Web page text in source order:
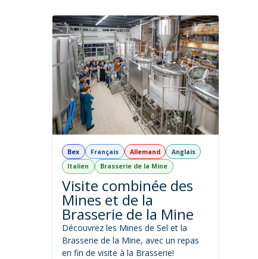
Bex Français Allemand
Anglais
Italien
Brasserie de la Mine
Visite combinée des
Mines et de la
Brasserie de la Mine
Découvrez les Mines de Sel et la
Brasserie de la Mine, avec un repas
en fin de visite à la Brasserie!